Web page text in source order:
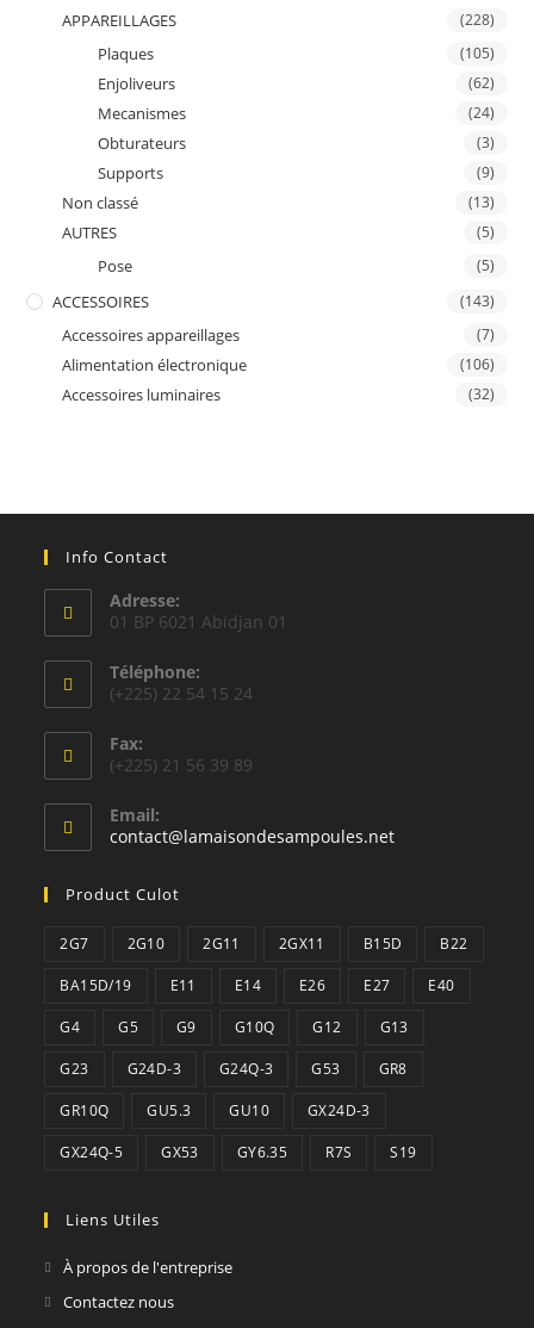
APPAREILLAGES (228)
Plaques (105)
Enjoliveurs (62)
Mecanismes (24)
Obturateurs (3)
Supports (9)
Non classé (13)
AUTRES (5)
Pose (5)
ACCESSOIRES (143)
Accessoires appareillages (7)
Alimentation électronique (106)
Accessoires luminaires (32)
Info Contact
Adresse:
01 BP 6021 Abidjan 01
Téléphone:
(+225) 22 54 15 24
Fax:
(+225) 21 56 39 89
Email:
contact@lamaisondesampoules.netS’ouvre
Product Culot
2G7 2G10 2G11 2GX11 B15D B22
BA15D/19 E11 E14 E26 E27 E40
G4 G5 G9 G10Q G12 G13
G23 G24D-3 G24Q-3 G53 GR8
GR10Q GU5.3 GU10 GX24D-3
GX24Q-5 GX53 GY6.35 R7S S19
Liens Utiles
À propos de l'entreprise
Contactez nous